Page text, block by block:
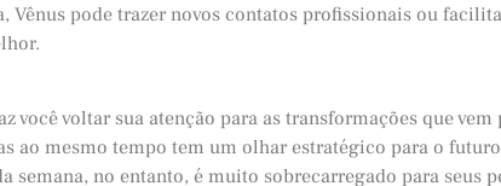
Vênus pode trazer novos contatos profissionais ou
você voltar sua atenção para as transformações que vem
ao mesmo tempo tem um olhar estratégico para o
semana, no entanto, é muito sobrecarregado para seus